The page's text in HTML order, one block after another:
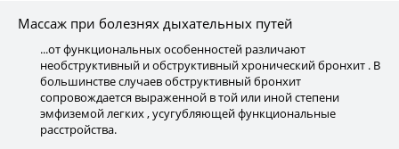
Массаж при болезнях дыхательных путей
...от функциональных особенностей различают
необструктивный и обструктивный хронический бронхит . В
большинстве случаев обструктивный бронхит
сопровождается выраженной в той или иной степени
эмфиземой легких , усугубляющей функциональные
расстройства.